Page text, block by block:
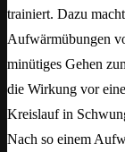
trainiert. Dazu
Aufwärmübungen
minütiges Gehen
die Wirkung vor
Kreislauf in
Nach so einem